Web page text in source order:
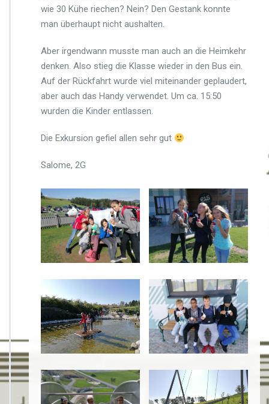
a
c
2
G/
wie 30 Kühe riechen? Nein? Den Gestank konnte
man überhaupt nicht aushalten.
Aber irgendwann musste man auch an die Heimkehr
denken. Also stieg die Klasse wieder in den Bus ein.
Auf der Rückfahrt wurde viel miteinander geplaudert,
aber auch das Handy verwendet. Um ca. 15:50
wurden die Kinder entlassen.
Die Exkursion gefiel allen sehr gut
Salome, 2G